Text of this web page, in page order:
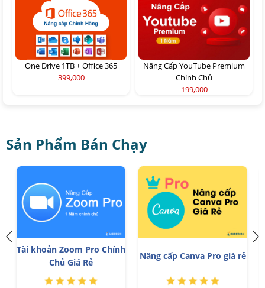
One Drive 1TB + Office 365
399,000
Nâng Cấp YouTube Premium
Chính Chủ
199,000
Sản Phẩm Bán Chạy
Tài khoản Zoom Pro Chính
Chủ Giá Rẻ
Nâng cấp Canva Pro giá rẻ